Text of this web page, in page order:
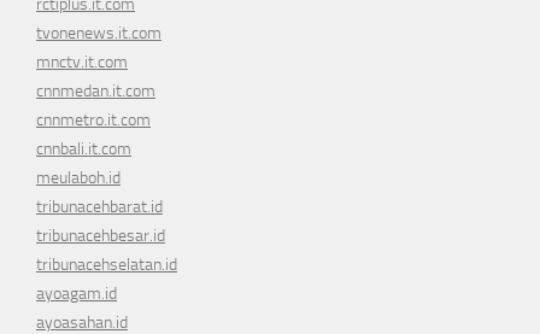
tvonenews.it.com
mnctv.it.com
cnnmedan.it.com
cnnmetro.it.com
cnnbali.it.com
meulaboh.id
tribunacehbarat.id
tribunacehbesar.id
tribunacehselatan.id
ayoagam.id
ayoasahan.id